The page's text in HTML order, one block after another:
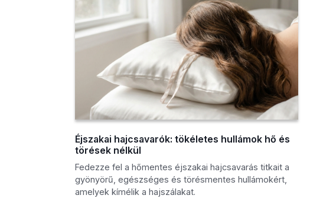
Éjszakai hajcsavarók: tökéletes hullámok hő és
törések nélkül
Fedezze fel a hőmentes éjszakai hajcsavarás titkait a
gyönyörű, egészséges és törésmentes hullámokért,
amelyek kímélik a hajszálakat.